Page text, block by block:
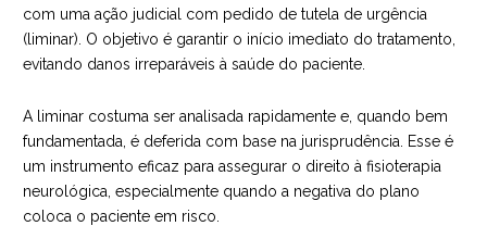
com uma ação judicial com pedido de tutela de urgência
(liminar). O objetivo é garantir o início imediato do tratamento,
evitando danos irreparáveis à saúde do paciente.
A liminar costuma ser analisada rapidamente e, quando bem
fundamentada, é deferida com base na jurisprudência. Esse é
um instrumento eficaz para assegurar o direito à fisioterapia
neurológica, especialmente quando a negativa do plano
coloca o paciente em risco.